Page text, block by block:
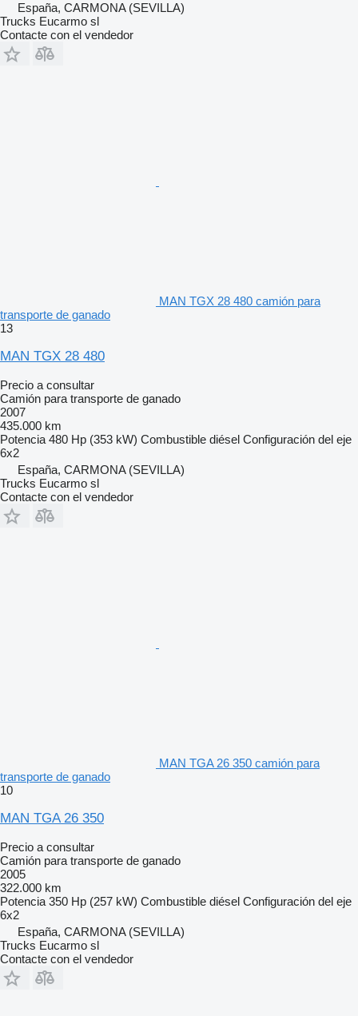
España, CARMONA (SEVILLA)
Trucks Eucarmo sl
Contacte con el vendedor
MAN TGX 28 480 camión para
transporte de ganado
13
MAN TGX 28 480
Precio a consultar
Camión para transporte de ganado
2007
435.000 km
Potencia 480 Hp (353 kW) Combustible diésel Configuración del eje
6x2
España, CARMONA (SEVILLA)
Trucks Eucarmo sl
Contacte con el vendedor
MAN TGA 26 350 camión para
transporte de ganado
10
MAN TGA 26 350
Precio a consultar
Camión para transporte de ganado
2005
322.000 km
Potencia 350 Hp (257 kW) Combustible diésel Configuración del eje
6x2
España, CARMONA (SEVILLA)
Trucks Eucarmo sl
Contacte con el vendedor